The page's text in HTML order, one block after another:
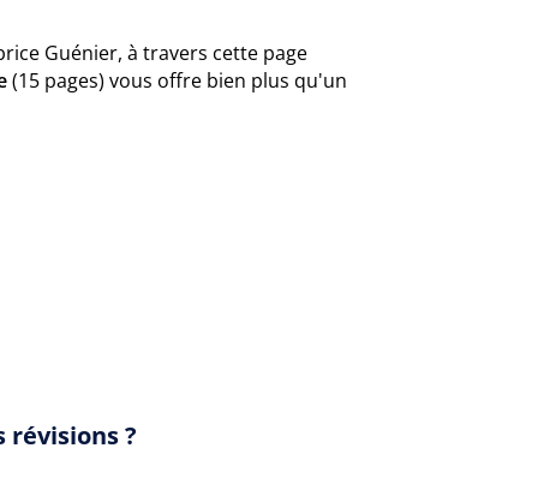
Guénier, à travers cette page
(15 pages) vous offre bien plus qu'un
révisions ?